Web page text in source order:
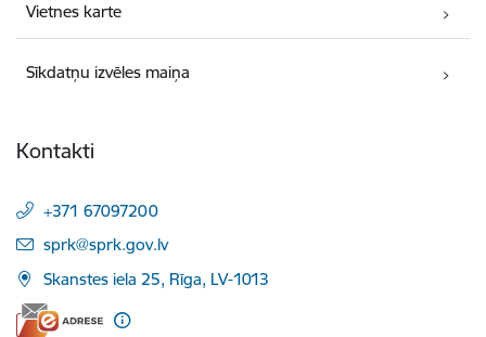
Vietnes karte
Sīkdatņu izvēles maiņa
Kontakti
+371 67097200
E-pasts:
sprk@sprk.gov.lv
Skanstes iela 25, Rīga, LV-1013